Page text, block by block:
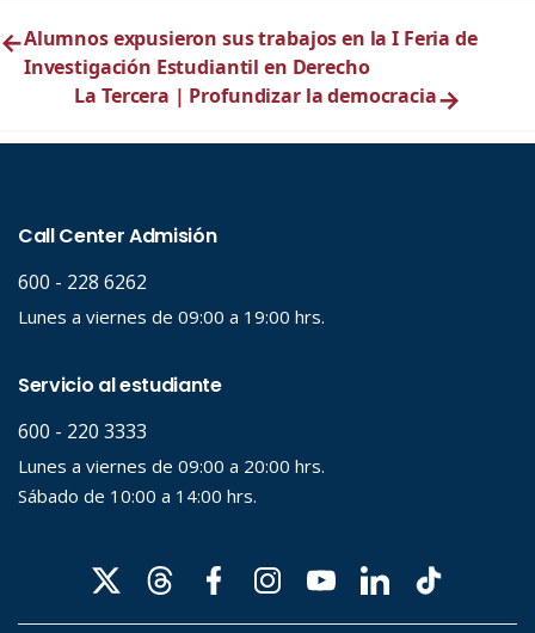
←Alumnos expusieron sus trabajos en la I Feria de
Investigación Estudiantil en Derecho
La Tercera | Profundizar la democracia→